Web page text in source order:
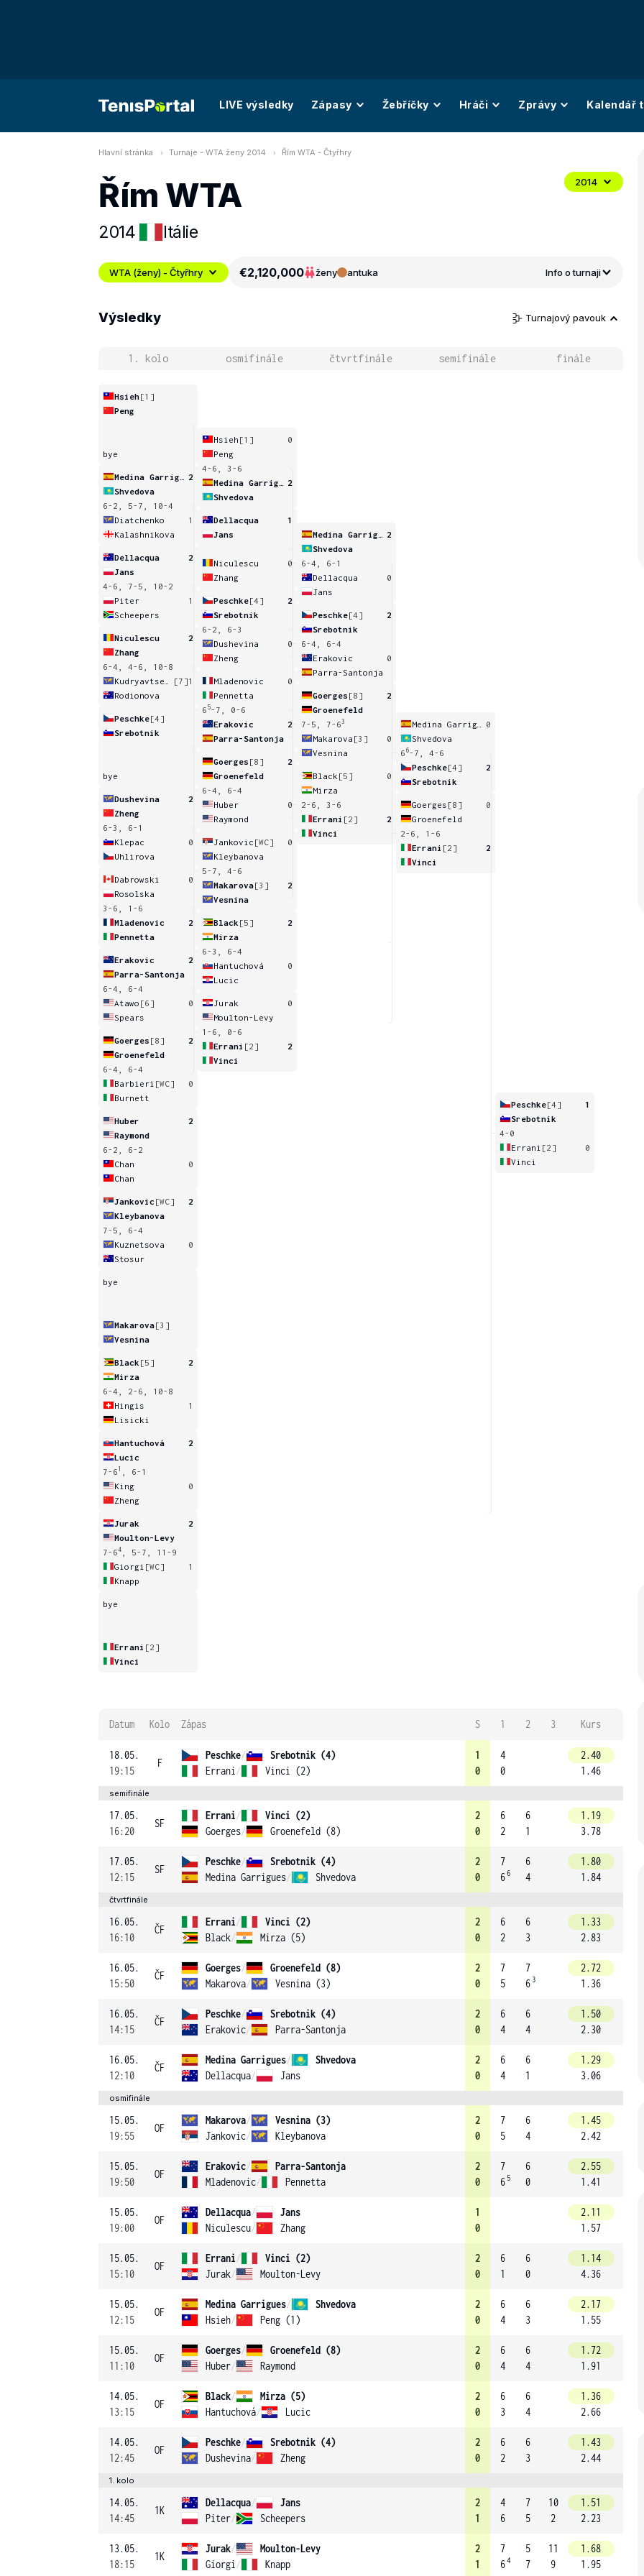
LIVE výsledky Zápasy Žebříčky Hráči Zprávy Kalendář
Hlavní stránka Turnaje - WTA ženy 2014 Řím WTA - Čtyřhry
Řím WTA
2014 Itálie
2014
WTA (ženy) - Čtyřhry €2,120,000 ženy antuka Info o turnaji
Výsledky Turnajový pavouk
1. kolo osmifinále čtvrtfinále semifinále finále
Hsieh[1]
Peng
bye
2
Shvedova
6-2, 5-7, 10-4
Diatchenko
1
Kalashnikova
Dellacqua
2
Jans
4-6, 7-5, 10-2
Piter
1
Scheepers
Niculescu
2
Zhang
6-4, 4-6, 10-8
[7]1
Rodionova
Peschke[4]
Srebotnik
bye
Dushevina
2
Zheng
6-3, 6-1
Klepac
0
Uhlirova
Dabrowski
0
Rosolska
3-6, 1-6
Mladenovic
2
Pennetta
Erakovic
2
Parra-Santonja
6-4, 6-4
Atawo [6]
0
Spears
Goerges [8]
2
Groenefeld
6-4, 6-4
Barbieri [WC]
0
Burnett
Huber
2
Raymond
6-2, 6-2
Chan
0
Chan
Jankovic [WC]
2
Kleybanova
7-5, 6-4
Kuznetsova
0
Stosur
bye
Makarova[3]
Vesnina
Black [5]
2
Mirza
6-4, 2-6, 10-8
Hingis
1
Lisicki
Hantuchová
2
Lucic
7-6 1
, 6-1
King
0
Zheng
Jurak
2
Moulton-Levy
7-64
, 5-7, 11-9
Giorgi [WC]
1
Knapp
bye
Errani [2]
Vinci
Hsieh [1]
0
Peng
4-6, 3-6
2
Shvedova
Dellacqua
1
Jans
Niculescu
0
Zhang
Peschke[4]
2
Srebotnik
6-2, 6-3
Dushevina
0
Zheng
Mladenovic
0
Pennetta
6 5-7, 0-6
Erakovic
2
Parra-Santonja
Goerges [8]
2
Groenefeld
6-4, 6-4
Huber
0
Raymond
Jankovic [WC]
0
Kleybanova
5-7, 4-6
Makarova[3]
2
Vesnina
Black [5]
2
Mirza
6-3, 6-4
Hantuchová
0
Lucic
Jurak
0
Moulton-Levy
1-6, 0-6
Errani [2]
2
Vinci
2
Shvedova
6-4, 6-1
Dellacqua
0
Jans
Peschke[4]
2
Srebotnik
6-4, 6-4
Erakovic
0
Parra-Santonja
Goerges [8]
2
Groenefeld
7-5, 7-63
Makarova [3]
0
Vesnina
Black [5]
0
Mirza
2-6, 3-6
Errani [2]
2
Vinci
0
Shvedova
6 6-7, 4-6
Peschke[4]
2
Srebotnik
Goerges [8]
0
Groenefeld
2-6, 1-6
Errani [2]
2
Vinci
Peschke[4]
1
Srebotnik
4-0
Errani [2]
0
Vinci
Datum Kolo Zápas S 1 2 3 Kurs
18.05.
19:15
F
Peschke/
Srebotnik (4)
Errani / Vinci (2)
1
0
4
0
2.40
1.46
semifinále
17.05.
16:20
SF
Errani/
Vinci (2)
Goerges/ Groenefeld (8)
2
0
6
2
6
1
1.19
3.78
17.05.
12:15
SF
Peschke/
Srebotnik (4)
Medina Garrigues/ Shvedova
2
0
7
66
6
4
1.80
1.84
čtvrtfinále
16.05.
16:10
ČF
Errani/
Vinci (2)
Black/ Mirza (5)
2
0
6
2
6
3
1.33
2.83
16.05.
15:50
ČF
Goerges/
Groenefeld (8)
Makarova/ Vesnina (3)
2
0
7
5
7
6 3
2.72
1.36
16.05.
14:15
ČF
Peschke/
Srebotnik (4)
Erakovic/ Parra-Santonja
2
0
6
4
6
4
1.50
2.30
16.05.
12:10
ČF
Medina Garrigues/
Shvedova
Dellacqua/ Jans
2
0
6
4
6
1
1.29
3.06
osmifinále
15.05.
19:55
OF
Makarova/
Vesnina (3)
Jankovic/ Kleybanova
2
0
7
5
6
4
1.45
2.42
15.05.
19:50
OF
Erakovic/
Parra-Santonja
Mladenovic/ Pennetta
2
0
7
6 5
6
0
2.55
1.41
15.05.
19:00
OF
Dellacqua/
Jans
Niculescu/ Zhang
1
0
2.11
1.57
15.05.
15:10
OF
Errani/
Vinci (2)
Jurak/ Moulton-Levy
2
0
6
1
6
0
1.14
4.36
15.05.
12:15
OF
Medina Garrigues/
Shvedova
Hsieh/ Peng (1)
2
0
6
4
6
3
2.17
1.55
15.05.
11:10
OF
Goerges/
Groenefeld (8)
Huber/ Raymond
2
0
6
4
6
4
1.72
1.91
14.05.
13:15
OF
Black/
Mirza (5)
Hantuchová/ Lucic
2
0
6
3
6
4
1.36
2.66
14.05.
12:45
OF
Peschke/
Srebotnik (4)
Dushevina/ Zheng
2
0
6
2
6
3
1.43
2.44
1. kolo
14.05.
14:45
1K
Dellacqua/
Jans
Piter/ Scheepers
2
1
4
6
7
5
10
2
1.51
2.23
13.05.
18:15
1K
Jurak/
Moulton-Levy
Giorgi / Knapp
2
1
7
64
5
7
11
9
1.68
1.95